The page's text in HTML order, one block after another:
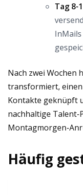
Tag 8-
Nach zwei Wochen
transformiert,
Kontakte geknüpft
nachhaltige Talent-
Montagmorgen-
Häufig